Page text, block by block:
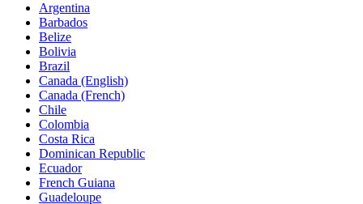
Argentina
Barbados
Belize
Bolivia
Brazil
Canada (English)
Canada (French)
Chile
Colombia
Costa Rica
Dominican Republic
Ecuador
French Guiana
Guadeloupe